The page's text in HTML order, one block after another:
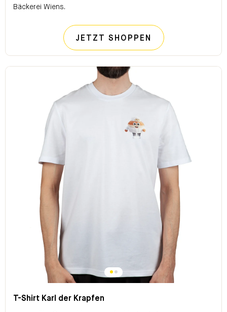
Bäckerei Wiens.
JETZT SHOPPEN STRÖCK
T-Shirt Karl der Krapfen